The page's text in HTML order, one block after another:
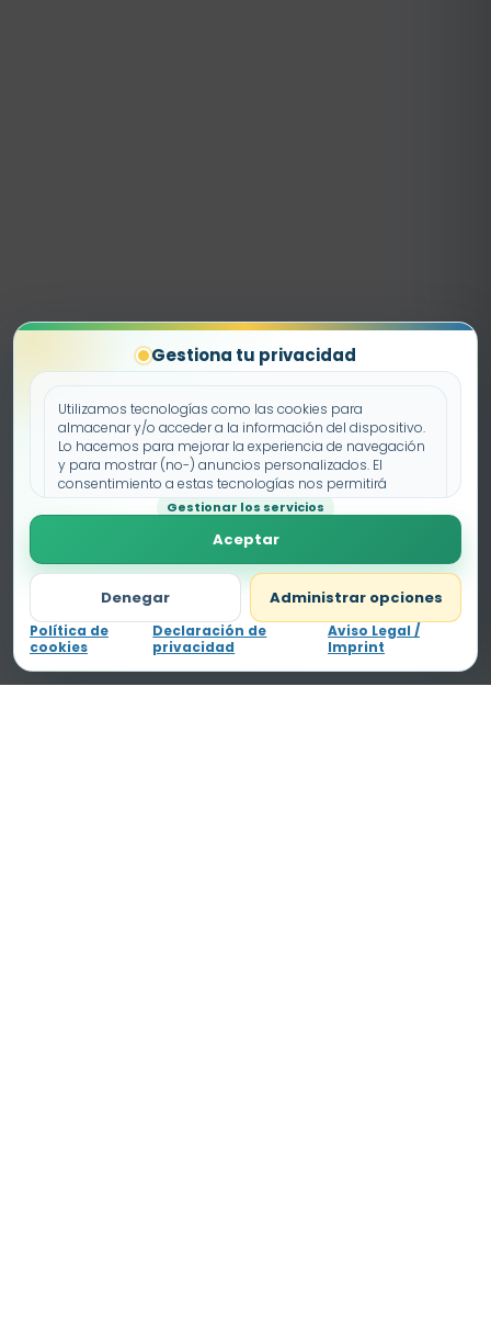
Gestiona tu privacidad
Utilizamos tecnologías como las cookies para
almacenar y/o acceder a la información del dispositivo.
Lo hacemos para mejorar la experiencia de navegación
y para mostrar (no-) anuncios personalizados. El
consentimiento a estas tecnologías nos permitirá
procesar datos como el comportamiento de
navegación o los ID's únicos en este sitio. No consentir o
retirar el consentimiento, puede afectar negativamente a
Gestionar los servicios
Aceptar
Denegar Administrar opciones
Política de
cookies
Declaración de
privacidad
Aviso Legal /
Imprint